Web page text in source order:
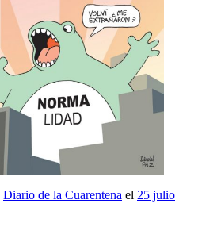
Diario de la Cuarentena el 25 julio